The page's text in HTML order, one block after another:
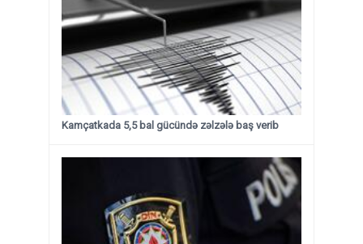
Kamçatkada 5,5 bal gücündə zəlzələ baş verib